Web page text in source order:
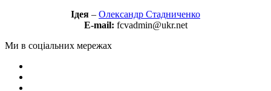
Ідея – Олександр Стадниченко
E-mail: fcvadmin@ukr.net
Ми в соціальних мережах